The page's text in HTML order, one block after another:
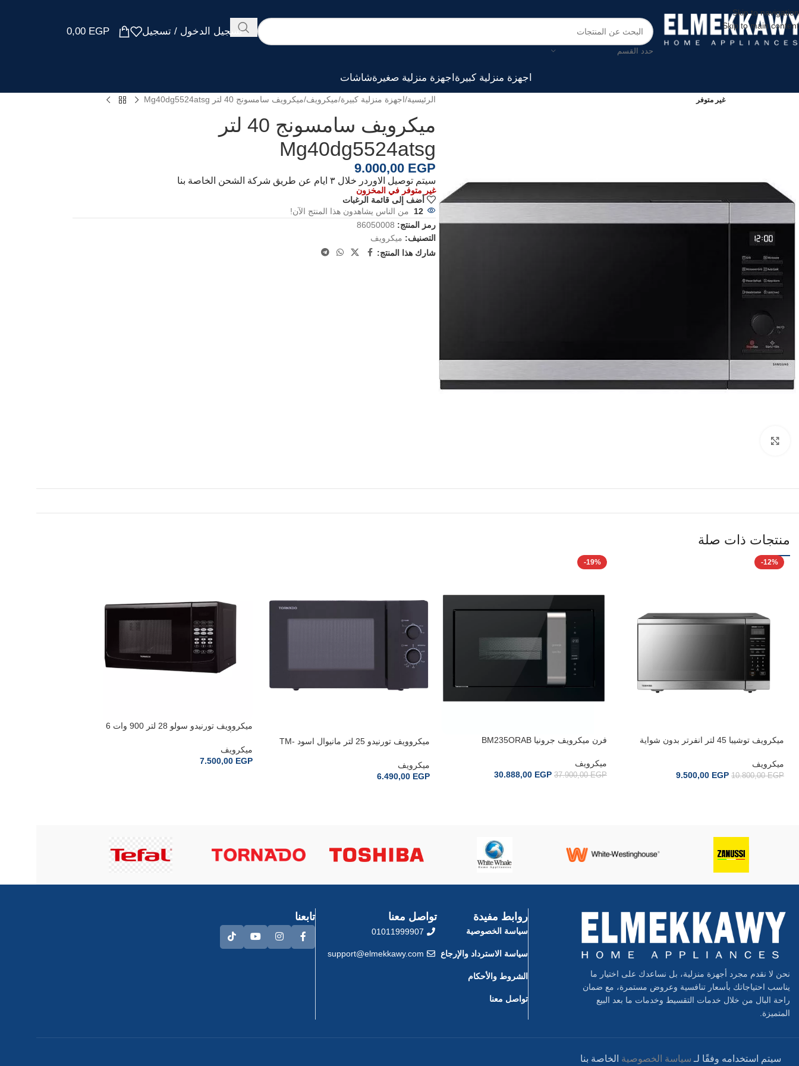
Skip to navigation
Skip to main content
حدد القسم
تسجيل الدخول / تسجيل 0,00 EGP
اجهزة منزلية كبيرة اجهزة منزلية صغيرةشاشات
غير متوفر الرئيسية اجهزة منزلية كبيرة ميكرويف ميكرويف سامسونج 40 لتر Mg40dg5524atsg
ميكرويف سامسونج 40 لتر
Mg40dg5524atsg
9.000,00 EGP
سيتم توصيل الاوردر خلال ٣ ايام عن طريق شركة الشحن الخاصة بنا
غير متوفر في المخزون
أضف إلى قائمة الرغبات
12 من الناس يشاهدون هذا المنتج الآن!
رمز المنتج: 86050008
التصنيف: ميكرويف
شارك هذا المنتج:
منتجات ذات صلة
-12%
ميكرويف توشيبا 45 لتر انفرتر بدون شواية
ميكرويف
10.800,00EGP
9.500,00 EGP
-19%
فرن ميكرويف جرونيا BM235ORAB
ميكرويف
37.900,00EGP
30.888,00 EGP
ميكروويف تورنيدو 25 لتر مانيوال اسود TM-
ميكرويف
6.490,00 EGP
ميكروويف تورنيدو سولو 28 لتر 900 وات 6
ميكرويف
7.500,00 EGP
نحن لا نقدم مجرد أجهزة منزلية، بل نساعدك على اختيار ما
يناسب احتياجاتك بأسعار تنافسية وعروض مستمرة، مع ضمان
راحة البال من خلال خدمات التقسيط وخدمات ما بعد البيع
المتميزة.
روابط مفيدة
سياسة الخصوصية
سياسة الاسترداد والإرجاع
الشروط والأحكام
تواصل معنا
تواصل معنا
01011999907
support@elmekkawy.com
تابعنا
سيتم استخدامه وفقًا لـ سياسة الخصوصية الخاصة بنا